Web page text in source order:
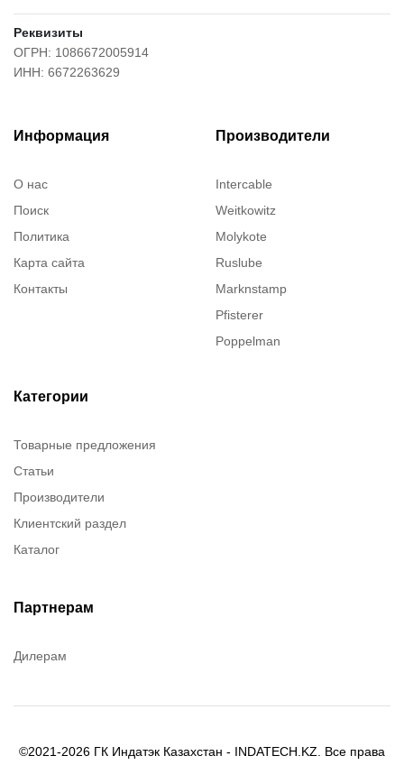
Реквизиты
ОГРН: 1086672005914
ИНН: 6672263629
Информация
О нас
Поиск
Политика
Карта сайта
Контакты
Производители
Intercable
Weitkowitz
Molykote
Ruslube
Marknstamp
Pfisterer
Poppelman
Категории
Товарные предложения
Статьи
Производители
Клиентский раздел
Каталог
Партнерам
Дилерам
©2021-2026 ГК Индатэк Казахстан - INDATECH.KZ. Все права